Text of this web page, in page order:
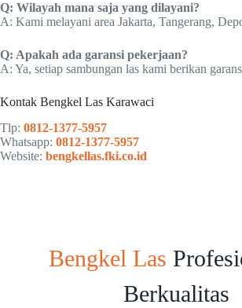
Q: Wilayah mana saja yang dilayani?
A: Kami melayani area Jakarta, Tangerang,
Q: Apakah ada garansi pekerjaan?
A: Ya, setiap sambungan las kami berikan
Kontak Bengkel Las Karawaci
Tlp: 0812-1377-5957
Whatsapp: 0812-1377-5957
Website: bengkellas.fki.co.id
Bengkel Las
Berkualitas